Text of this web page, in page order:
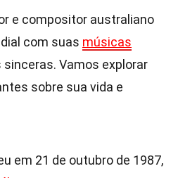
e compositor australiano
com suas músicas
Vamos explorar
sobre sua vida e
em 21 de outubro de 1987,